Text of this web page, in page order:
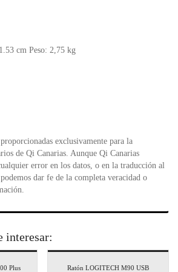
cm Peso: 2,75 kg
exclusivamente para la
de Qi Canarias. Aunque Qi Canarias
error en los datos, o en la traducción al
dar fe de la completa veracidad o
interesar:
Plus
Ratón LOGITECH M90 USB